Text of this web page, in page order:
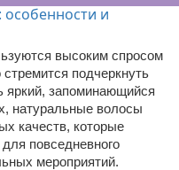
высоким спросом
подчеркнуть
яркий, запоминающийся
натуральные волосы
качеств, которые
повседневного
мероприятий.